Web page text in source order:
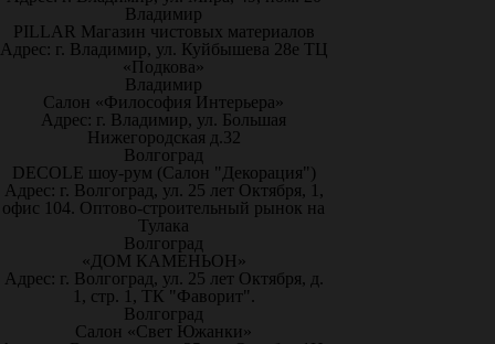
Владимир
PILLAR Магазин чистовых материалов
Адрес: г. Владимир, ул. Куйбышева 28е ТЦ
«Подкова»
Владимир
Салон «Философия Интерьера»
Адрес: г. Владимир, ул. Большая
Нижегородская д.32
Волгоград
DECOLE шоу-рум (Салон "Декорация")
Адрес: г. Волгоград, ул. 25 лет Октября, 1,
офис 104. Оптово-строительный рынок на
Тулака
Волгоград
«ДОМ КАМЕНЬОН»
Адрес: г. Волгоград, ул. 25 лет Октября, д.
1, стр. 1, ТК "Фаворит".
Волгоград
Салон «Свет Южанки»